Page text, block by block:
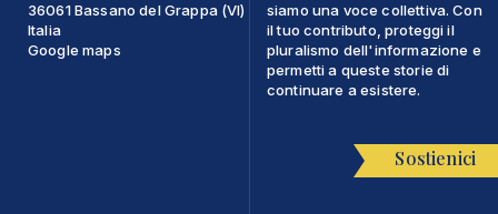
36061 Bassano del Grappa (VI)
Italia
Google maps
siamo una voce collettiva. Con
il tuo contributo, proteggi il
pluralismo dell'informazione e
permetti a queste storie di
continuare a esistere.
Sostienici